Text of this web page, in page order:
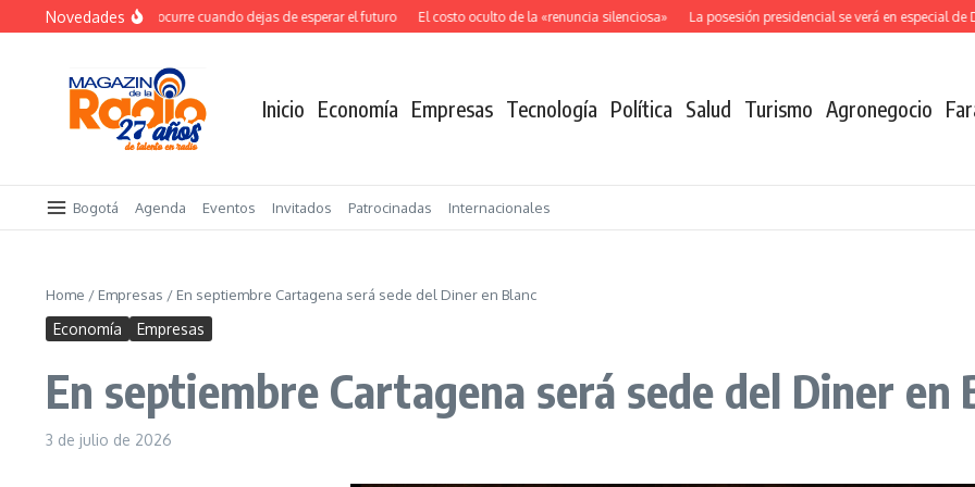
Saltar al contenido
Novedades
El verdadero salto ocurre cuando dejas de esperar el futuro El costo oculto de la «renuncia silenciosa» La posesión presidencial se verá en especial de
Inicio Economía Empresas Tecnología Política Salud Turismo Agronegocio
Bogotá Agenda Eventos Invitados Patrocinadas Internacionales
Home / Empresas / En septiembre Cartagena será sede del Diner en Blanc
Economía Empresas
En septiembre Cartagena será sede del Diner en
3 de julio de 2026